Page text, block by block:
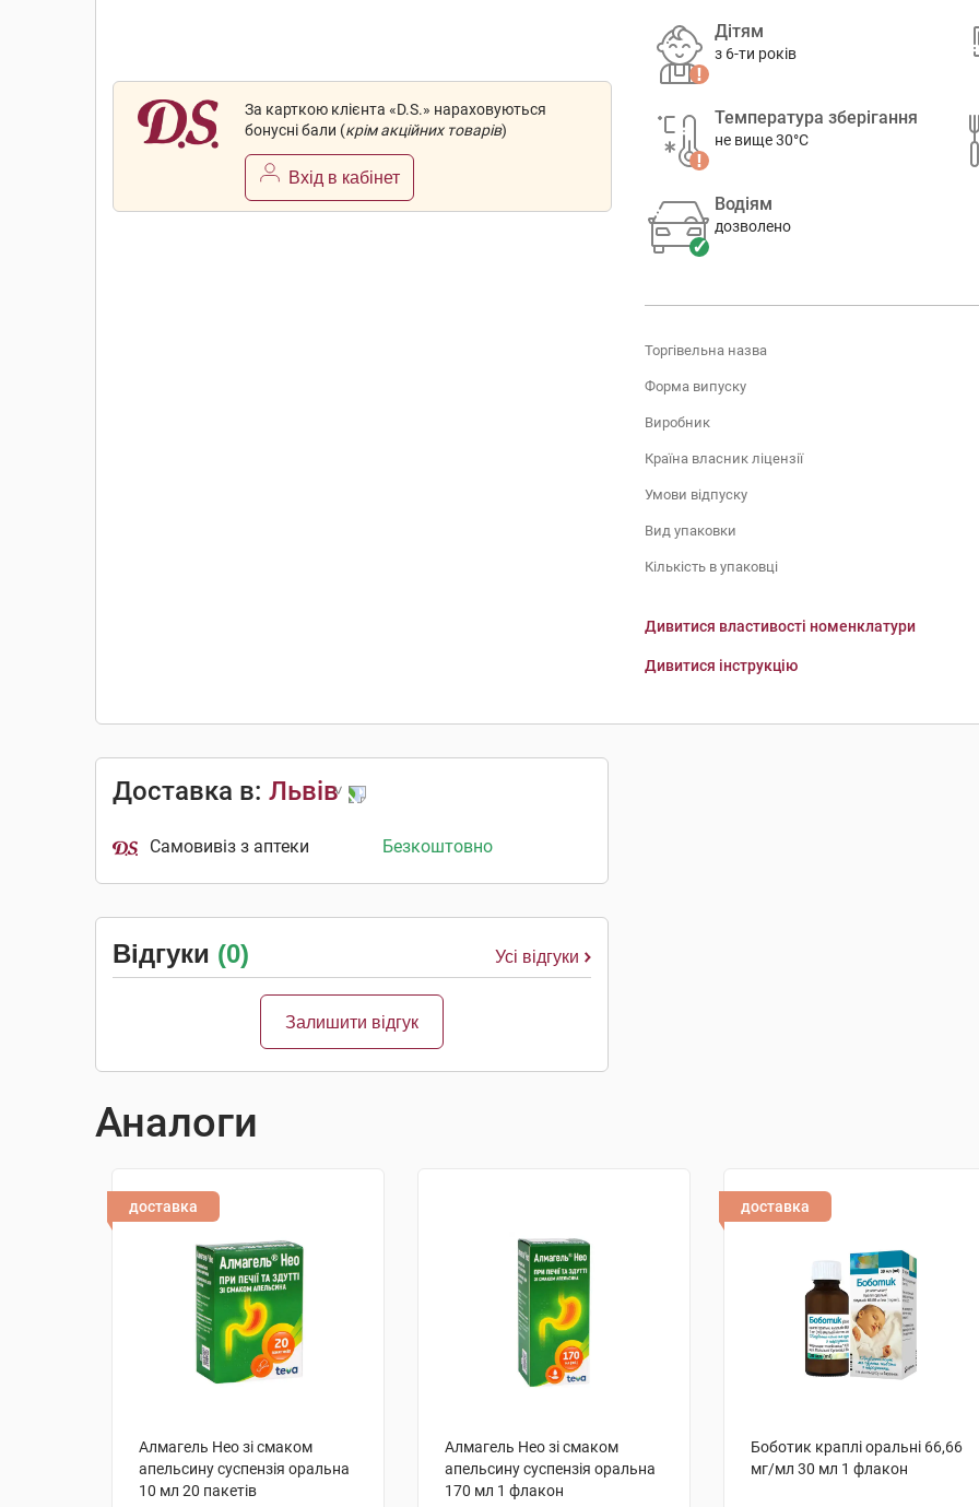
За карткою клієнта «D.S.» нараховуються
бонусні бали (крім акційних товарів)
Вхід в кабінет
Дітям
з 6-ти років
Температура зберігання
не вище 30°C
Водіям
дозволено
Торгівельна назва
Форма випуску
Виробник
Країна власник ліцензії
Умови відпуску
Вид упаковки
Кількість в упаковці
Дивитися властивості номенклатури
Дивитися інструкцію
Доставка в: Львів
Самовивіз з аптеки Безкоштовно
Відгуки (0) Усі відгуки
Залишити відгук
Аналоги
доставка
Алмагель Нео зі смаком
апельсину суспензія оральна
10 мл 20 пакетів
Алмагель Нео зі смаком
апельсину суспензія оральна
170 мл 1 флакон
доставка
Боботик краплі оральні 66,66
мг/мл 30 мл 1 флакон